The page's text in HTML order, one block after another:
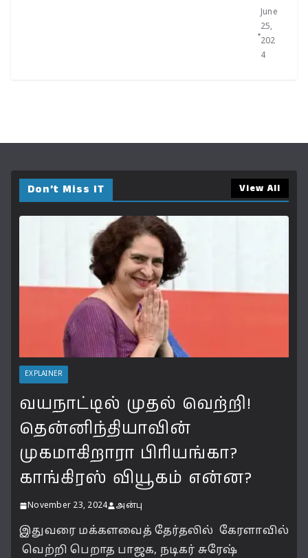
June
25,
202
4
Don’t Miss IT View All
EXPLAINER
வயநாட்டில் முதல் வெற்றி!
தென்னிந்தியாவின்
முகமாகிறாரா பிரியங்கா?
காங்கிரஸ் வியூகம் என்ன?
November 23, 2024 அன்பு
இதுவரை மக்களவைத் தேர்தலில் கேரளாவில்
வெற்றி பெறாத பாஜக, நடிகர் சுரேஷ்